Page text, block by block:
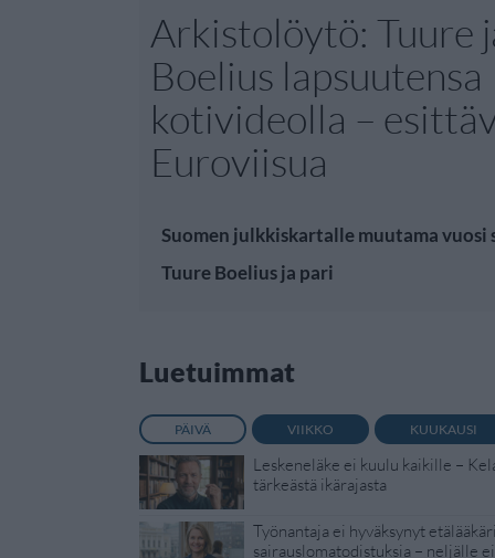
Arkistolöytö: Tuure
Boelius lapsuutensa
kotivideolla –
Euroviisua
Suomen julkkiskartalle muutama vuosi
Tuure Boelius ja pari
Luetuimmat
PÄIVÄ VIIKKO KUUKAUSI
Leskeneläke ei kuulu kaikille –
tärkeästä ikärajasta
Työnantaja ei hyväksynyt
sairauslomatodistuksia – neljälle